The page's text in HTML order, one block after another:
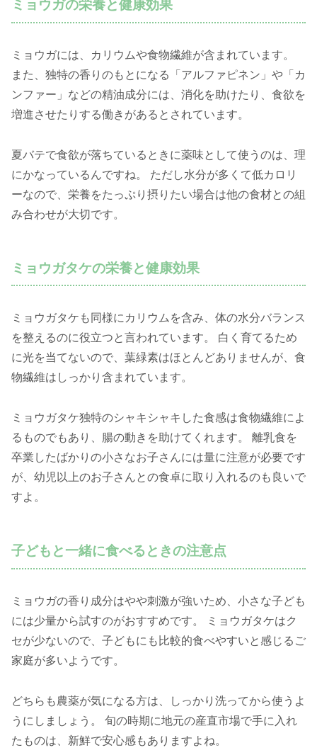
ミョウガの栄養と健康効果
ミョウガには、カリウムや食物繊維が含まれています。
また、独特の香りのもとになる「アルファピネン」や「カ
ンファー」などの精油成分には、消化を助けたり、食欲を
増進させたりする働きがあるとされています。
夏バテで食欲が落ちているときに薬味として使うのは、理
にかなっているんですね。 ただし水分が多くて低カロリ
ーなので、栄養をたっぷり摂りたい場合は他の食材との組
み合わせが大切です。
ミョウガタケの栄養と健康効果
ミョウガタケも同様にカリウムを含み、体の水分バランス
を整えるのに役立つと言われています。 白く育てるため
に光を当てないので、葉緑素はほとんどありませんが、食
物繊維はしっかり含まれています。
ミョウガタケ独特のシャキシャキした食感は食物繊維によ
るものでもあり、腸の動きを助けてくれます。 離乳食を
卒業したばかりの小さなお子さんには量に注意が必要です
が、幼児以上のお子さんとの食卓に取り入れるのも良いで
すよ。
子どもと一緒に食べるときの注意点
ミョウガの香り成分はやや刺激が強いため、小さな子ども
には少量から試すのがおすすめです。 ミョウガタケはク
セが少ないので、子どもにも比較的食べやすいと感じるご
家庭が多いようです。
どちらも農薬が気になる方は、しっかり洗ってから使うよ
うにしましょう。 旬の時期に地元の産直市場で手に入れ
たものは、新鮮で安心感もありますよね。